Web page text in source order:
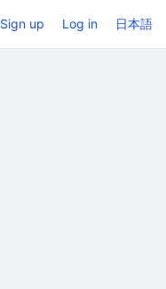
Sign up Log in 日本語